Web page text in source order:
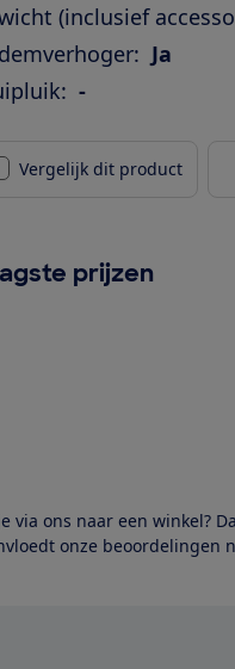
(inclusief
Ja
-
Vergelijk dit product
prijzen
via ons naar een winkel?
onze beoordelingen